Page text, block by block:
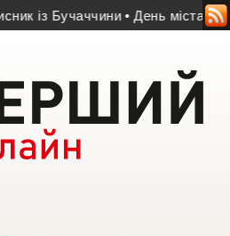
Бучаччини • День міста у